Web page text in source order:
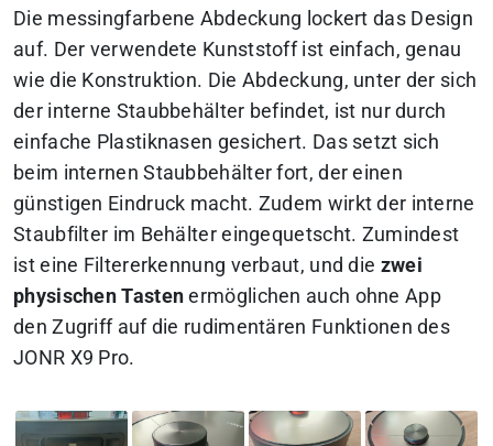
Die messingfarbene Abdeckung lockert das Design
auf. Der verwendete Kunststoff ist einfach, genau
wie die Konstruktion. Die Abdeckung, unter der sich
der interne Staubbehälter befindet, ist nur durch
einfache Plastiknasen gesichert. Das setzt sich
beim internen Staubbehälter fort, der einen
günstigen Eindruck macht. Zudem wirkt der interne
Staubfilter im Behälter eingequetscht. Zumindest
ist eine Filtererkennung verbaut, und die zwei
physischen Tasten ermöglichen auch ohne App
den Zugriff auf die rudimentären Funktionen des
JONR X9 Pro.